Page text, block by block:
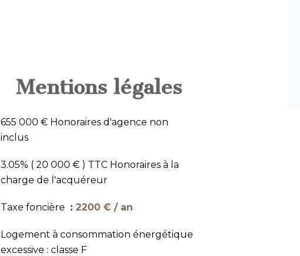
Mentions légales
655 000 € Honoraires d'agence non
inclus
3.05% ( 20 000 € ) TTC Honoraires à la
charge de l'acquéreur
Taxe foncière 2200 € / an
Logement à consommation énergétique
excessive : classe F